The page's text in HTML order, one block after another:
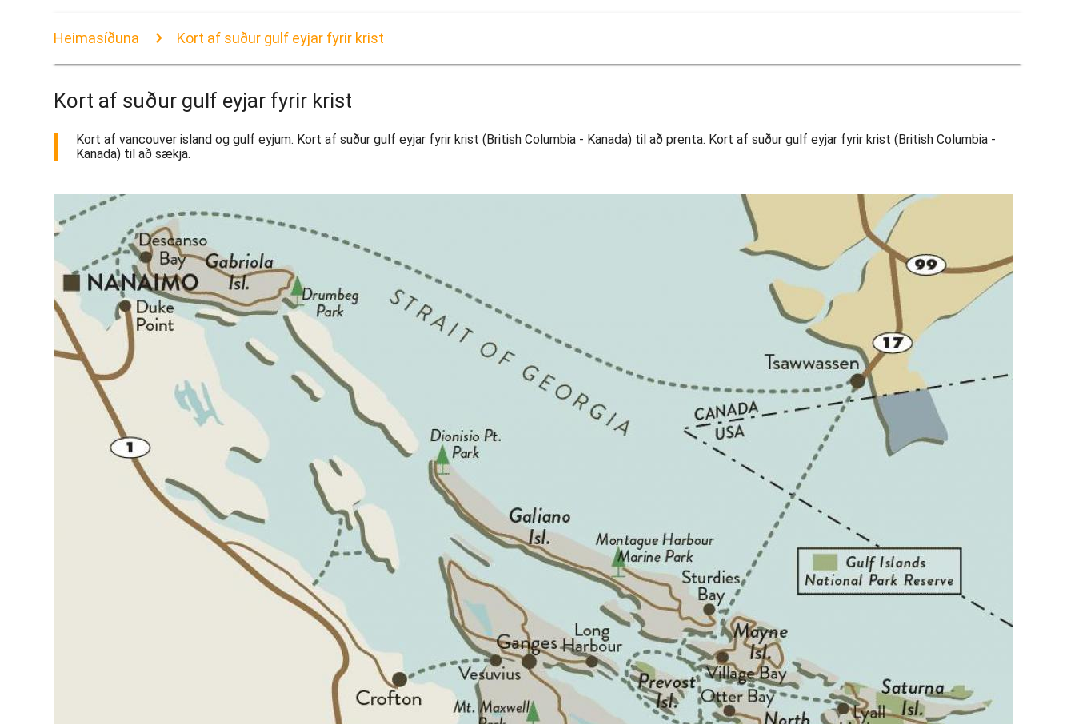
Heimasíðuna Kort af suður gulf eyjar fyrir krist
Kort af suður gulf eyjar fyrir krist
Kort af vancouver island og gulf eyjum. Kort af suður gulf eyjar fyrir krist (British Columbia - Kanada) til að prenta. Kort af suður gulf eyjar fyrir krist (British Columbia -
Kanada) til að sækja.